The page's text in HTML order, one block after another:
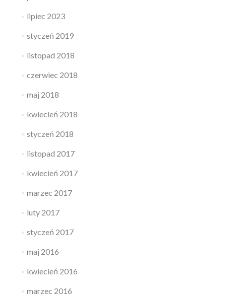
lipiec 2023
styczeń 2019
listopad 2018
czerwiec 2018
maj 2018
kwiecień 2018
styczeń 2018
listopad 2017
kwiecień 2017
marzec 2017
luty 2017
styczeń 2017
maj 2016
kwiecień 2016
marzec 2016